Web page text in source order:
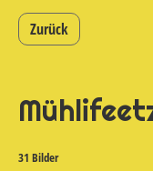
Zurück
31 Bilder